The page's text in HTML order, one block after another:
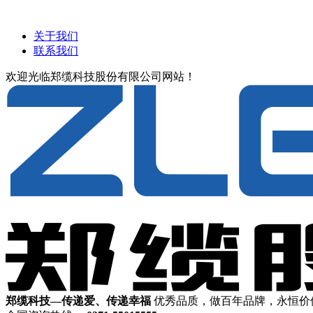
关于我们
联系我们
欢迎光临郑缆科技股份有限公司网站！
郑缆科技—传递爱、传递幸福 优秀品质，做百年品牌，永恒价